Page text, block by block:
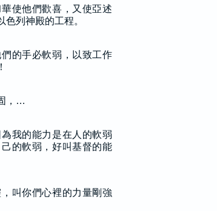
使他們歡喜，又使亞述
列神殿的工程。
的手必軟弱，以致工作
，…
我的能力是在人的軟弱
的軟弱，好叫基督的能
叫你們心裡的力量剛強